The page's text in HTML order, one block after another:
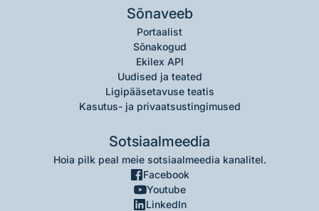
Sõnaveeb
Portaalist
Sõnakogud
Ekilex API
Uudised ja teated
Ligipääsetavuse teatis
Kasutus- ja privaatsustingimused
Sotsiaalmeedia
Hoia pilk peal meie sotsiaalmeedia kanalitel.
Facebook
Youtube
LinkedIn